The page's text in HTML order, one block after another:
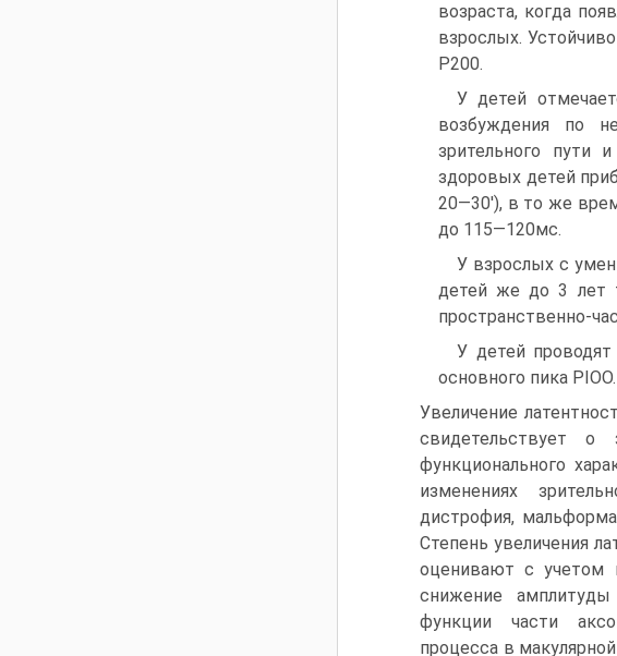
возраста, когда
взрослых.
Р200.
У детей
возбуждения по
зрительного пути
здоровых детей
20—30'), в то же
до 115—120мс.
У взрослых с
детей же до 3 лет
пространственно-
У детей
основного пика РІОО.
Увеличение
свидетельствует о
функционального
изменениях
дистрофия,
Степень увеличения
оценивают с учетом
снижение
функции части
процесса в